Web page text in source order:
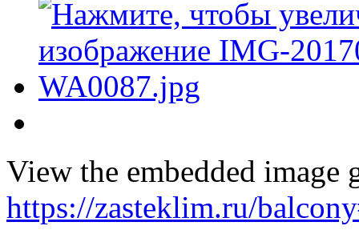
View the embedded image
https://zasteklim.ru/